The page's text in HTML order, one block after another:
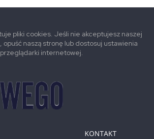
pliki cookies. Jeśli nie akceptujesz naszej
opuść naszą stronę lub dostosuj ustawienia
internetowej.
KONTAKT